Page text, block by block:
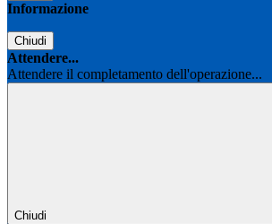
Informazione
Chiudi
Attendere...
Attendere il completamento dell'operazione...
Chiudi